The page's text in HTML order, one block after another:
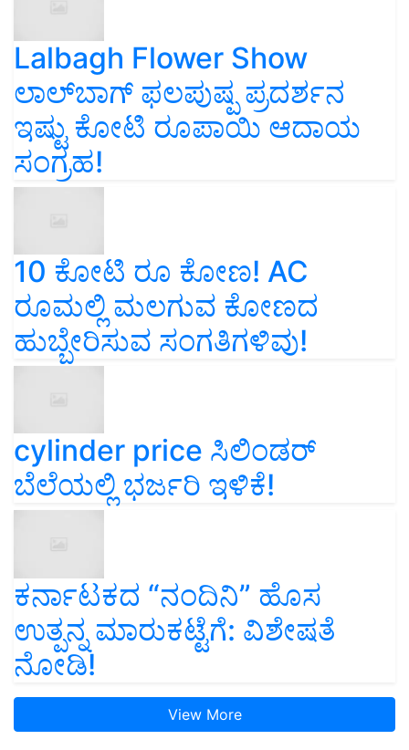
Lalbagh Flower Show
ಲಾಲ್‌ಬಾಗ್ ಫಲಪುಷ್ಪ ಪ್ರದರ್ಶನ
ಇಷ್ಟು ಕೋಟಿ ರೂಪಾಯಿ ಆದಾಯ
ಸಂಗ್ರಹ!
10 ಕೋಟಿ ರೂ ಕೋಣ! AC
ರೂಮಲ್ಲಿ ಮಲಗುವ ಕೋಣದ
ಹುಬ್ಬೇರಿಸುವ ಸಂಗತಿಗಳಿವು!
cylinder price ಸಿಲಿಂಡರ್‌
ಬೆಲೆಯಲ್ಲಿ ಭರ್ಜರಿ ಇಳಿಕೆ!
ಕರ್ನಾಟಕದ “ನಂದಿನಿ” ಹೊಸ
ಉತ್ಪನ್ನ ಮಾರುಕಟ್ಟೆಗೆ: ವಿಶೇಷತೆ
ನೋಡಿ!